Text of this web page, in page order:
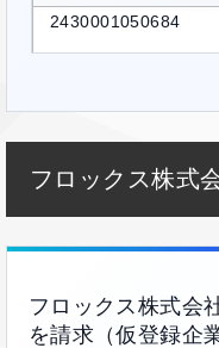
2430001050684
フロックス株式
フロックス株式会
を請求（仮登録企業